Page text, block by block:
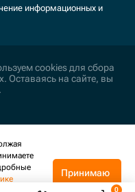
информационных и
cookies для сбора
Оставаясь на сайте, вы
Принимаю